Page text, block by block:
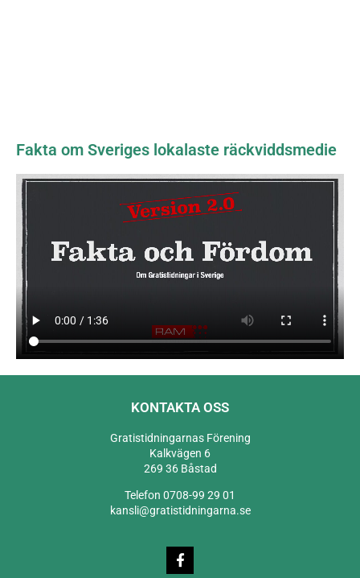
Fakta om Sveriges lokalaste räckviddsmedie
KONTAKTA OSS
Gratistidningarnas Förening
Kalkvägen 6
269 36 Båstad
Telefon 0708-99 29 01
kansli@gratistidningarna.se